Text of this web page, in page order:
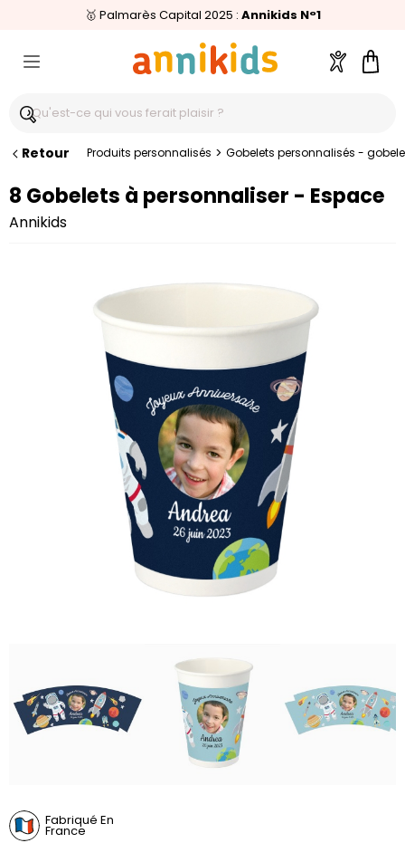
Livraison relais offertedès 59€🚚
🥇 Palmarès Capital 2025 : Annikids N°1
⭐⭐⭐⭐⭐4,6/5(24 000 avis clients)
Compte
Retour Produits personnalisés > Gobelets personnalisés -
8 Gobelets à personnaliser - Espace
Annikids
Fabriqué En
France